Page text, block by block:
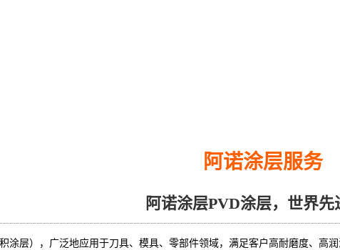
阿诺涂层服务
阿诺涂层PVD涂层，世界先
涂层），广泛地应用于刀具、模具、零部件领域，满足客户高耐磨度、高润